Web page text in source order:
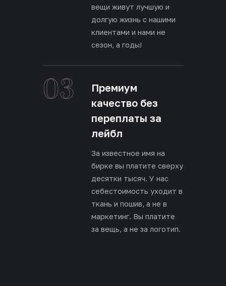
вещи живут лучшую и
долгую жизнь с нашими
клиентами и нами не
сезон, а годы!
03
Премиум
качество без
переплаты за
лейбл
За известное имя на
бирке вы платите сверху
десятки тысяч. У нас
себестоимость уходит в
ткань и пошив, а не в
маркетинг. Вы платите
за вещь, а не за логотип.